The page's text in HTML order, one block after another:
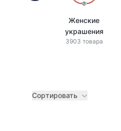
Женские
украшения
3903 товара
Сортировать